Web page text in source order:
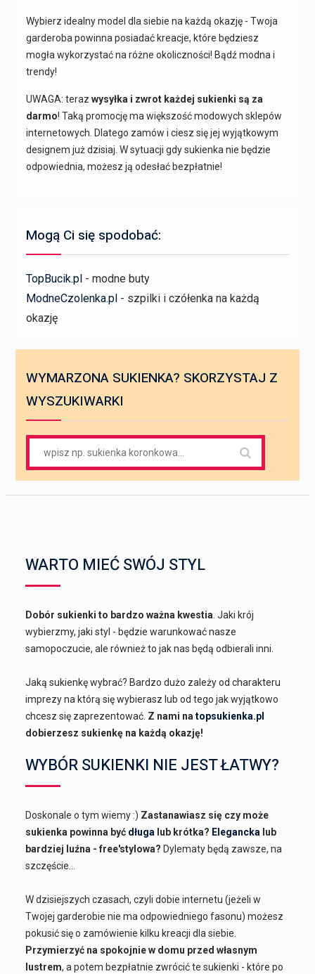
Wybierz idealny model dla siebie na każdą okazję - Twoja
garderoba powinna posiadać kreacje, które będziesz
mogła wykorzystać na różne okoliczności! Bądź modna i
trendy!
UWAGA: teraz wysyłka i zwrot każdej sukienki są za
darmo! Taką promocję ma większość modowych sklepów
internetowych. Dlatego zamów i ciesz się jej wyjątkowym
designem już dzisiaj. W sytuacji gdy sukienka nie będzie
odpowiednia, możesz ją odesłać bezpłatnie!
Mogą Ci się spodobać:
TopBucik.pl- modne buty
ModneCzolenka.pl- szpilki i czółenka na każdą
okazję
WYMARZONA SUKIENKA? SKORZYSTAJ Z
WYSZUKIWARKI
for:
WARTO MIEĆ SWÓJ STYL
Dobór sukienki to bardzo ważna kwestia . Jaki krój
wybierzmy, jaki styl - będzie warunkować nasze
samopoczucie, ale również to jak nas będą odbierali inni.
Jaką sukienkę wybrać? Bardzo dużo zależy od charakteru
imprezy na którą się wybierasz lub od tego jak wyjątkowo
chcesz się zaprezentować. Z nami natopsukienka.pl
dobierzesz sukienkę na każdą okazję!
WYBÓR SUKIENKI NIE JEST ŁATWY?
Doskonale o tym wiemy :) Zastanawiasz się czy może
sukienka powinna być długa lub krótka? Elegancka lub
bardziej luźna - free'stylowa? Dylematy będą zawsze, na
szczęście...
W dzisiejszych czasach, czyli dobie internetu (jeżeli w
Twojej garderobie nie ma odpowiedniego fasonu) możesz
pokusić się o zamówienie kilku kreacji dla siebie.
Przymierzyć na spokojnie w domu przed własnym
lustrem, a potem bezpłatnie zwrócić te sukienki - które po